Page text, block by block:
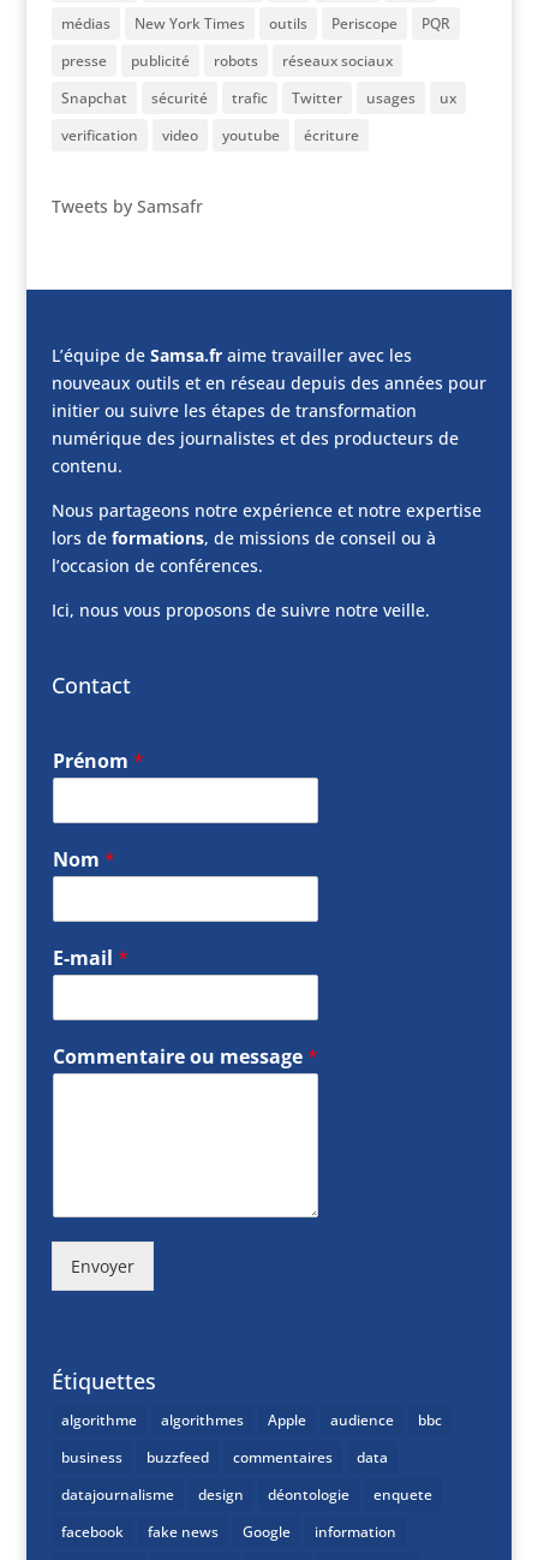
médias
New York Times outils Periscope
PQR
presse
publicité robots
réseaux sociaux
Snapchat
sécurité trafic Twitter usages
ux
verification
video youtube écriture
Tweets by Samsafr
L’équipe de Samsa.fraime travailler avec les
nouveaux outils et en réseau depuis des années pour
initier ou suivre les étapes de transformation
numérique des journalistes et des producteurs de
contenu.
Nous partageons notre expérience et notre expertise
lors de formations, de missions de conseil ou à
l’occasion de conférences.
Ici, nous vous proposons de suivre notre veille.
Contact
Prénom *
Nom *
E-mail *
Commentaire ou message*
Envoyer
Étiquettes
algorithme algorithmes Apple audience
bbc
business
buzzfeed commentaires
data
datajournalisme
design déontologie
enquete
facebook
fake news Google
information